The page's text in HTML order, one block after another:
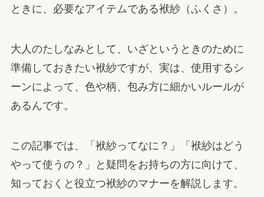
ときに、必要なアイテムである袱紗（ふくさ）。
大人のたしなみとして、いざというときのために
準備しておきたい袱紗ですが、実は、使用するシ
ーンによって、色や柄、包み方に細かいルールが
あるんです。
この記事では、「袱紗ってなに？」「袱紗はどう
やって使うの？」と疑問をお持ちの方に向けて、
知っておくと役立つ袱紗のマナーを解説します。